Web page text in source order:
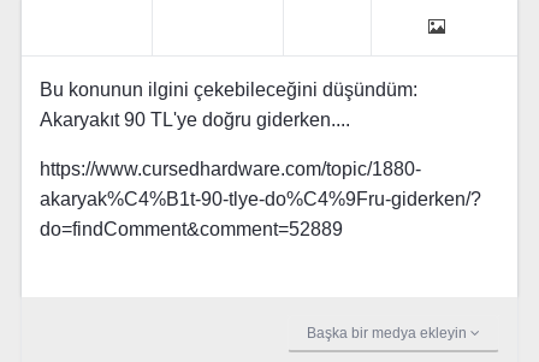
Bu konunun ilgini çekebileceğini düşündüm:
Akaryakıt 90 TL'ye doğru giderken....
https://www.cursedhardware.com/topic/1880-
akaryak%C4%B1t-90-tlye-do%C4%9Fru-giderken/?
do=findComment&comment=52889
Başka bir medya ekleyin